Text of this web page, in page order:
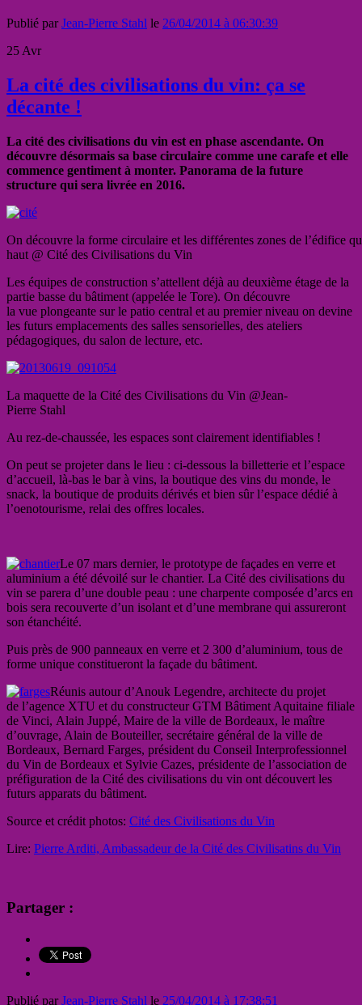
Publié parJean-Pierre Stahl le 26/04/2014 à 06:30:39
25 Avr
La cité des civilisations du vin: ça se
décante !
La cité des civilisations du vin est en phase ascendante. On
découvre désormais sa base circulaire comme une carafe et elle
commence gentiment à monter. Panorama de la future
structure qui sera livrée en 2016.
On découvre la forme circulaire et les différentes zones de l’édifice
haut @ Cité des Civilisations du Vin
Les équipes de construction s’attellent déjà au deuxième étage de la
partie basse du bâtiment (appelée le Tore). On découvre
la vue plongeante sur le patio central et au premier niveau on devine
les futurs emplacements des salles sensorielles, des ateliers
pédagogiques, du salon de lecture, etc.
La maquette de la Cité des Civilisations du Vin @Jean-
Pierre Stahl
Au rez-de-chaussée, les espaces sont clairement identifiables !
On peut se projeter dans le lieu : ci-dessous la billetterie et l’espace
d’accueil, là-bas le bar à vins, la boutique des vins du monde, le
snack, la boutique de produits dérivés et bien sûr l’espace dédié à
l’oenotourisme, relai des offres locales.
Le 07 mars dernier, le prototype de façades en verre et
aluminium a été dévoilé sur le chantier. La Cité des civilisations du
vin se parera d’une double peau : une charpente composée d’arcs en
bois sera recouverte d’un isolant et d’une membrane qui assureront
son étanchéité.
Puis près de 900 panneaux en verre et 2 300 d’aluminium, tous de
forme unique constitueront la façade du bâtiment.
Réunis autour d’Anouk Legendre, architecte du projet
de l’agence XTU et du constructeur GTM Bâtiment Aquitaine filiale
de Vinci, Alain Juppé, Maire de la ville de Bordeaux, le maître
d’ouvrage, Alain de Bouteiller, secrétaire général de la ville de
Bordeaux, Bernard Farges, président du Conseil Interprofessionnel
du Vin de Bordeaux et Sylvie Cazes, présidente de l’association de
préfiguration de la Cité des civilisations du vin ont découvert les
futurs apparats du bâtiment.
Source et crédit photos: Cité des Civilisations du Vin
Lire: Pierre Arditi, Ambassadeur de la Cité des Civilisatins du Vin
Partager :
Publié parJean-Pierre Stahl le 25/04/2014 à 17:38:51